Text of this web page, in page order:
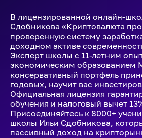
В лицензированной онлайн-
Сдобникова «Криптовалюта
проверенную систему
доходном активе
Эксперт школы с 11-летним
экономическим образованием
консервативный портфель
годовых, научит вас
Официальная лицензия
обучения и налоговый вычет
Присоединяйтесь к 8000+
школы Ильи Сдобникова,
пассивный доход на